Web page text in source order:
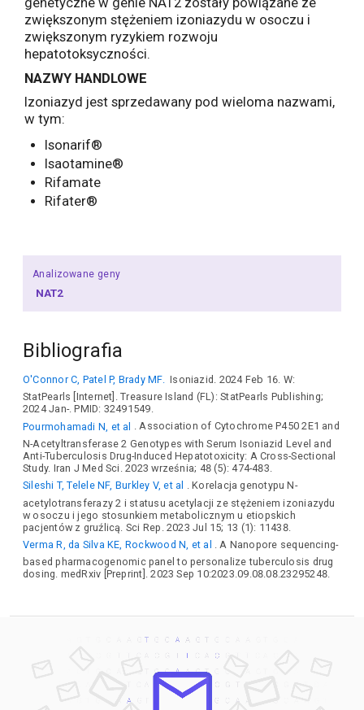
genetyczne w genie NAT2 zostały powiązane ze
zwiększonym stężeniem izoniazydu w osoczu i
zwiększonym ryzykiem rozwoju
hepatotoksyczności.
NAZWY HANDLOWE
Izoniazyd jest sprzedawany pod wieloma nazwami,
w tym:
Isonarif®
Isaotamine®
Rifamate
Rifater®
Analizowane geny
NAT2
Bibliografia
O'Connor C, Patel P, Brady MF. Isoniazid. 2024 Feb 16. W:
StatPearls [Internet]. Treasure Island (FL): StatPearls Publishing;
2024 Jan-. PMID: 32491549.
Pourmohamadi N, et al . Association of Cytochrome P450 2E1 and
N-Acetyltransferase 2 Genotypes with Serum Isoniazid Level and
Anti-Tuberculosis Drug-Induced Hepatotoxicity: A Cross-Sectional
Study. Iran J Med Sci. 2023 września; 48 (5): 474-483.
Sileshi T, Telele NF, Burkley V, et al . Korelacja genotypu N-
acetylotransferazy 2 i statusu acetylacji ze stężeniem izoniazydu
w osoczu i jego stosunkiem metabolicznym u etiopskich
pacjentów z gruźlicą. Sci Rep. 2023 Jul 15; 13 (1): 11438.
Verma R, da Silva KE, Rockwood N, et al
. A Nanopore sequencing-
based pharmacogenomic panel to personalize tuberculosis drug
dosing. medRxiv [Preprint]. 2023 Sep 10:2023.09.08.08.23295248.